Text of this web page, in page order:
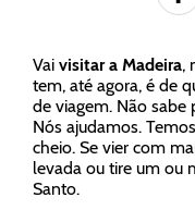
Vai visitar a Madeira,
tem, até agora, é de
de viagem. Não sabe
Nós ajudamos.
cheio. Se vier com
levada ou tire um ou
Santo.